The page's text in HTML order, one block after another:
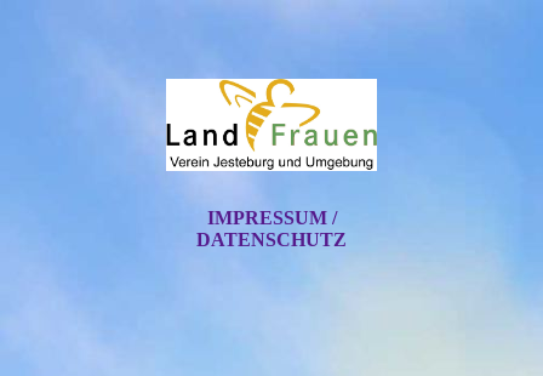
IMPRESSUM /
DATENSCHUTZ